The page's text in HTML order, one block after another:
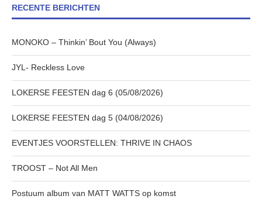
RECENTE BERICHTEN
MONOKO – Thinkin’ Bout You (Always)
JYL- Reckless Love
LOKERSE FEESTEN dag 6 (05/08/2026)
LOKERSE FEESTEN dag 5 (04/08/2026)
EVENTJES VOORSTELLEN: THRIVE IN CHAOS
TROOST – Not All Men
Postuum album van MATT WATTS op komst